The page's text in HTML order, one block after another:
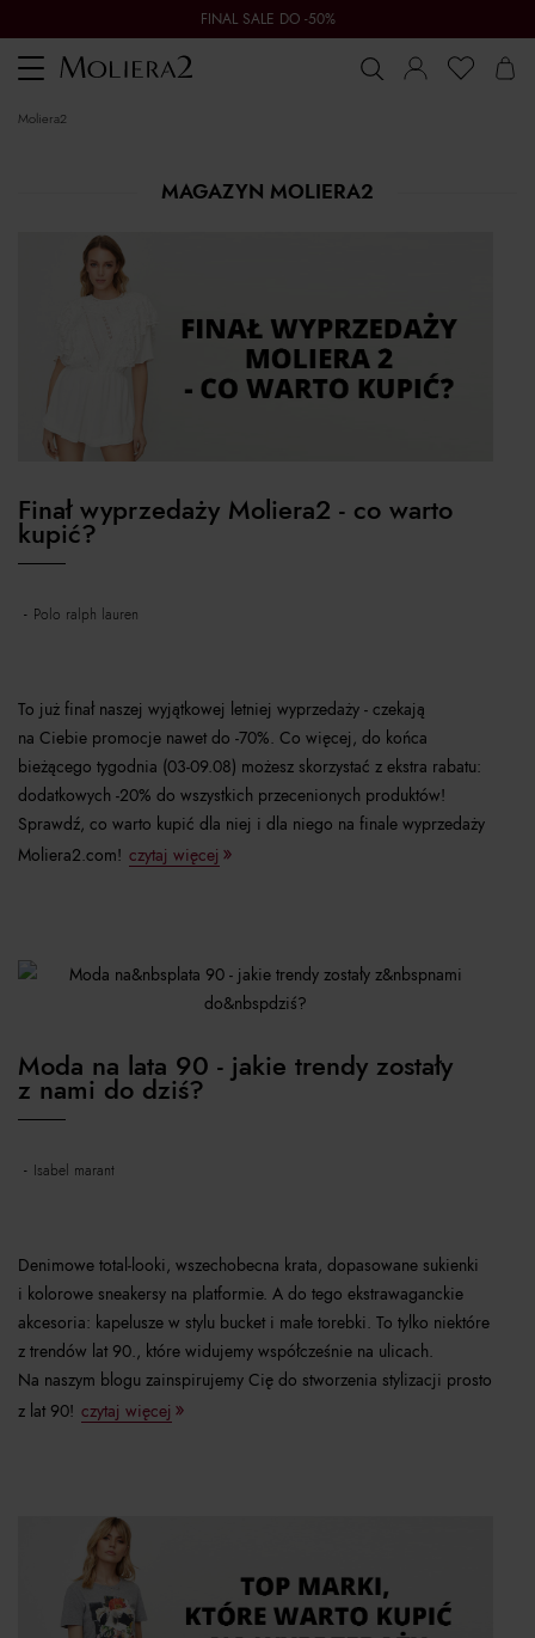
FINAL SALE DO -50%
Toggle
navigation
moliera2
MAGAZYN MOLIERA2
Finał wyprzedaży Moliera2 - co warto
kupić?
polo ralph lauren
To już finał naszej wyjątkowej letniej wyprzedaży - czekają
na Ciebie promocje nawet do -70%. Co więcej, do końca
bieżącego tygodnia (03-09.08) możesz skorzystać z ekstra rabatu:
dodatkowych -20% do wszystkich przecenionych produktów!
Sprawdź, co warto kupić dla niej i dla niego na finale wyprzedaży
Moliera2.com! czytaj więcej
Moda na lata 90 - jakie trendy zostały
z nami do dziś?
isabel marant
Denimowe total-looki, wszechobecna krata, dopasowane sukienki
i kolorowe sneakersy na platformie. A do tego ekstrawaganckie
akcesoria: kapelusze w stylu bucket i małe torebki. To tylko niektóre
z trendów lat 90., które widujemy współcześnie na ulicach.
Na naszym blogu zainspirujemy Cię do stworzenia stylizacji prosto
z lat 90! czytaj więcej